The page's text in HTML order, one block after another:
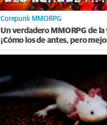
Corepunk MMORPG
Un verdadero MMORPG de la
¡Cómo los de antes, pero